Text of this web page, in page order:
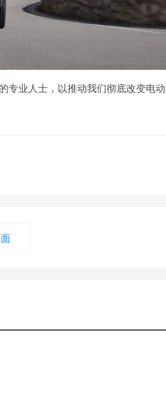
专业人士，以推动我们彻底改变电动